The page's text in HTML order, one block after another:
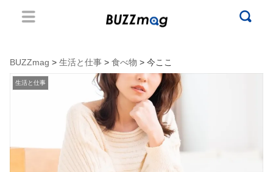
BUZZmag > 生活と仕事 > 食べ物 > 今ここ
生活と仕事